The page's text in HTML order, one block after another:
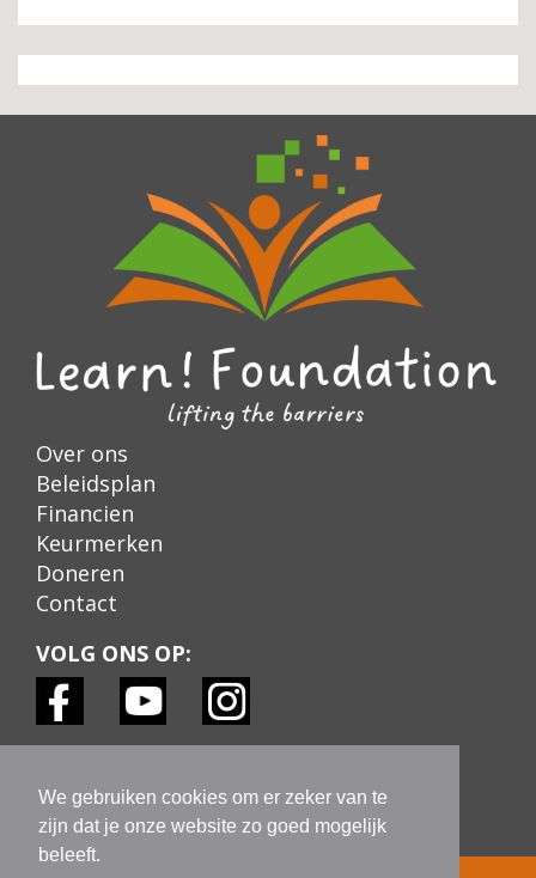
We gebruiken cookies om er zeker van te
zijn dat je onze website zo goed mogelijk
beleeft.
Over ons
Beleidsplan
Financien
Keurmerken
Doneren
Contact
VOLG ONS OP: